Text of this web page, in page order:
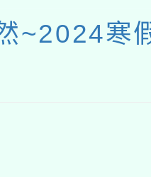
~2024寒